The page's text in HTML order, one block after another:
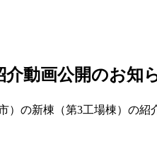
介動画公開のお知
の新棟（第3工場棟）の紹